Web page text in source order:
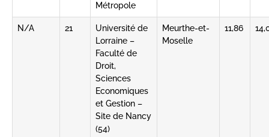
Métropole
N/A 21
Université de
Lorraine –
Faculté de
Droit,
Sciences
Economiques
et Gestion –
Site de Nancy
(54)
Meurthe-et-
Moselle
11,86